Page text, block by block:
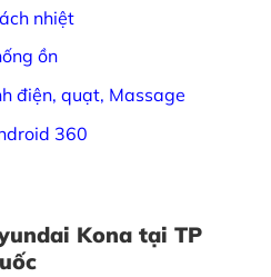
nhiệt
ồn
điện, quạt, Massage
360
Kona tại TP